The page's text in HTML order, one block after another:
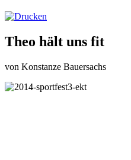
Theo hält uns fit
von Konstanze Bauersachs